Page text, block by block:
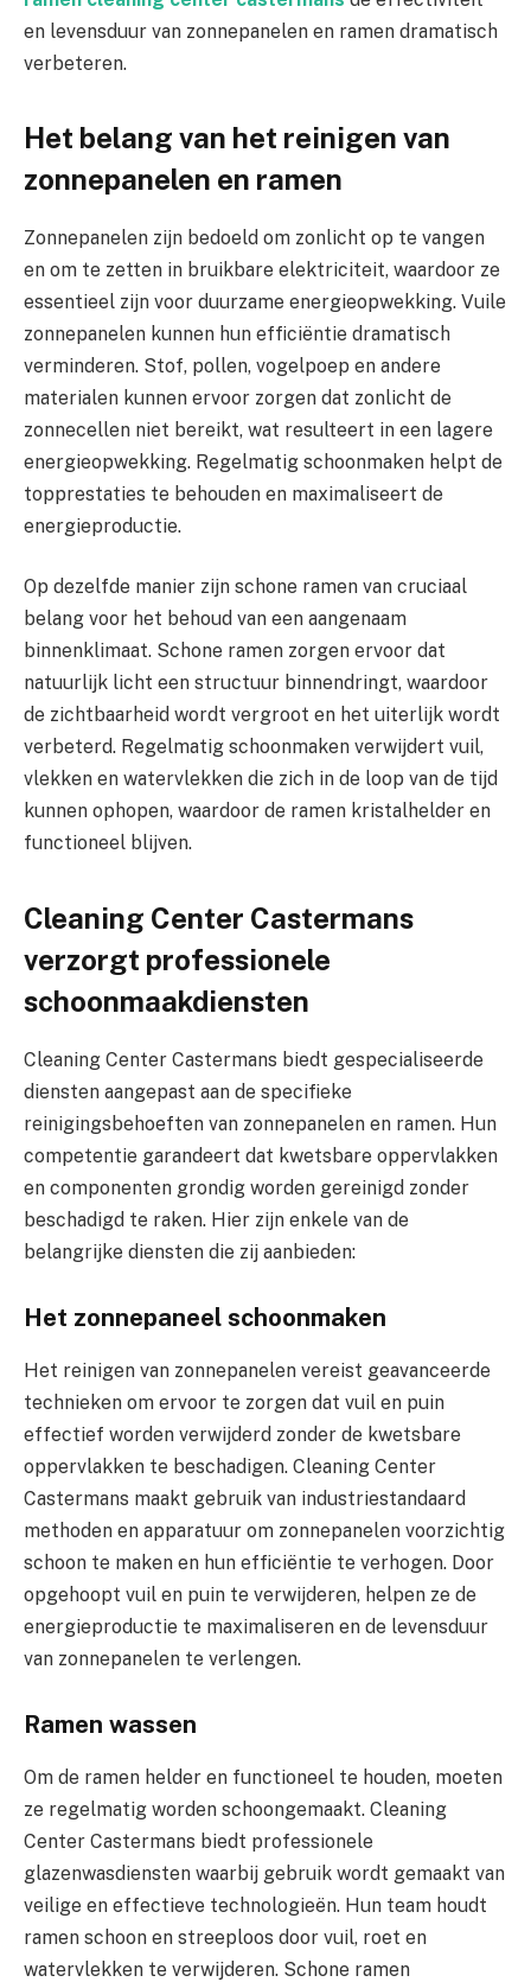
en levensduur van zonnepanelen en ramen dramatisch
verbeteren.
Het belang van het reinigen van
zonnepanelen en ramen
Zonnepanelen zijn bedoeld om zonlicht op te vangen
en om te zetten in bruikbare elektriciteit, waardoor ze
essentieel zijn voor duurzame energieopwekking. Vuile
zonnepanelen kunnen hun efficiëntie dramatisch
verminderen. Stof, pollen, vogelpoep en andere
materialen kunnen ervoor zorgen dat zonlicht de
zonnecellen niet bereikt, wat resulteert in een lagere
energieopwekking. Regelmatig schoonmaken helpt de
topprestaties te behouden en maximaliseert de
energieproductie.
Op dezelfde manier zijn schone ramen van cruciaal
belang voor het behoud van een aangenaam
binnenklimaat. Schone ramen zorgen ervoor dat
natuurlijk licht een structuur binnendringt, waardoor
de zichtbaarheid wordt vergroot en het uiterlijk wordt
verbeterd. Regelmatig schoonmaken verwijdert vuil,
vlekken en watervlekken die zich in de loop van de tijd
kunnen ophopen, waardoor de ramen kristalhelder en
functioneel blijven.
Cleaning Center Castermans
verzorgt professionele
schoonmaakdiensten
Cleaning Center Castermans biedt gespecialiseerde
diensten aangepast aan de specifieke
reinigingsbehoeften van zonnepanelen en ramen. Hun
competentie garandeert dat kwetsbare oppervlakken
en componenten grondig worden gereinigd zonder
beschadigd te raken. Hier zijn enkele van de
belangrijke diensten die zij aanbieden:
Het zonnepaneel schoonmaken
Het reinigen van zonnepanelen vereist geavanceerde
technieken om ervoor te zorgen dat vuil en puin
effectief worden verwijderd zonder de kwetsbare
oppervlakken te beschadigen. Cleaning Center
Castermans maakt gebruik van industriestandaard
methoden en apparatuur om zonnepanelen voorzichtig
schoon te maken en hun efficiëntie te verhogen. Door
opgehoopt vuil en puin te verwijderen, helpen ze de
energieproductie te maximaliseren en de levensduur
van zonnepanelen te verlengen.
Ramen wassen
Om de ramen helder en functioneel te houden, moeten
ze regelmatig worden schoongemaakt. Cleaning
Center Castermans biedt professionele
glazenwasdiensten waarbij gebruik wordt gemaakt van
veilige en effectieve technologieën. Hun team houdt
ramen schoon en streeploos door vuil, roet en
watervlekken te verwijderen. Schone ramen